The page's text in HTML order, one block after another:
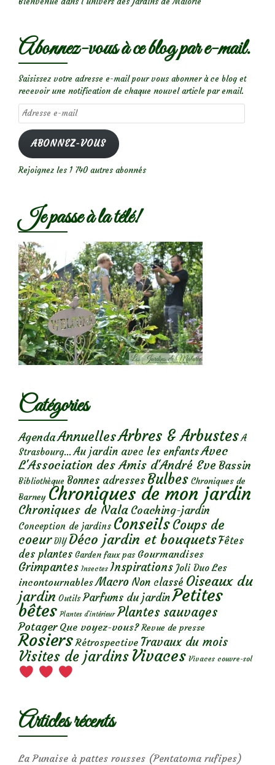
Abonnez-vous à ce blog par e-mail.
Saisissez votre adresse e-mail pour vous abonner à ce blog et
recevoir une notification de chaque nouvel article par email.
Adresse
e-
mail
ABONNEZ-VOUS
Rejoignez les 1 740 autres abonnés
Je passe à la télé!
Catégories
AgendaAnnuellesArbres & Arbustes A
Strasbourg... Au jardin avec les enfantsAvec
L'Association des Amis d'André Eve Bassin
Bibliothèque Bonnes adresses Bulbes Chroniques de
Barney Chroniques de mon jardin
Chroniques de Nala Coaching-jardin
Conception de jardins ConseilsCoups de
coeur DIY Déco jardin et bouquetsFêtes
des plantes Garden faux pas Gourmandises
Grimpantes Insectes Inspirations Joli Duo Les
incontournables Macro Non classé Oiseaux du
jardin Outils Parfums du jardinPetites
bêtes Plantes d’intérieur Plantes sauvages
Potager Que voyez-vous? Revue de presse
Rosiers Rétrospective Travaux du mois
Visites de jardins Vivaces Vivaces couvre-sol
Articles récents
La Punaise à pattes rousses (Pentatoma rufipes)